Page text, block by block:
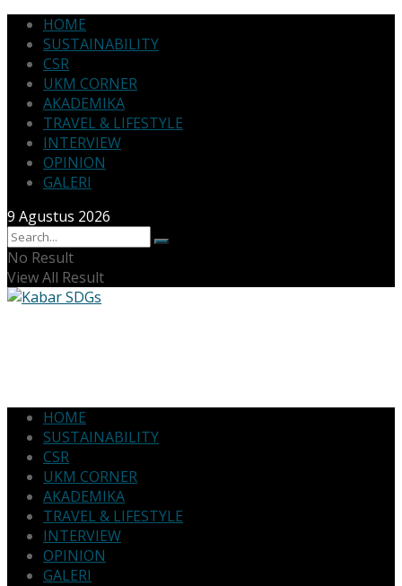
HOME
SUSTAINABILITY
CSR
UKM CORNER
AKADEMIKA
TRAVEL & LIFESTYLE
INTERVIEW
OPINION
GALERI
9 Agustus 2026
No Result
View All Result
HOME
SUSTAINABILITY
CSR
UKM CORNER
AKADEMIKA
TRAVEL & LIFESTYLE
INTERVIEW
OPINION
GALERI